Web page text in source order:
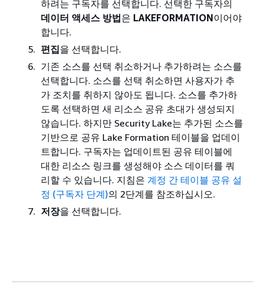
하려는 구독자를 선택합니다. 선택한 구독자의
데이터 액세스 방법은 LAKEFORMATION이어야
합니다.
편집을 선택합니다.
기존 소스를 선택 취소하거나 추가하려는 소스를
선택합니다. 소스를 선택 취소하면 사용자가 추
가 조치를 취하지 않아도 됩니다. 소스를 추가하
도록 선택하면 새 리소스 공유 초대가 생성되지
않습니다. 하지만 Security Lake는 추가된 소스를
기반으로 공유 Lake Formation 테이블을 업데이
트합니다. 구독자는 업데이트된 공유 테이블에
대한 리소스 링크를 생성해야 소스 데이터를 쿼
리할 수 있습니다. 지침은 계정 간 테이블 공유 설
정 (구독자 단계)의 2단계를 참조하십시오.
저장을 선택합니다.